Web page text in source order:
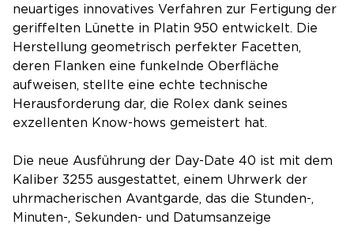
neuartiges innovatives Verfahren zur Fertigung der
geriffelten Lünette in Platin 950 entwickelt. Die
Herstellung geometrisch perfekter Facetten,
deren Flanken eine funkelnde Oberfläche
aufweisen, stellte eine echte technische
Herausforderung dar, die Rolex dank seines
exzellenten Know-hows gemeistert hat.
Die neue Ausführung der Day-Date 40 ist mit dem
Kaliber 3255 ausgestattet, einem Uhrwerk der
uhrmacherischen Avantgarde, das die Stunden-,
Minuten-, Sekunden- und Datumsanzeige